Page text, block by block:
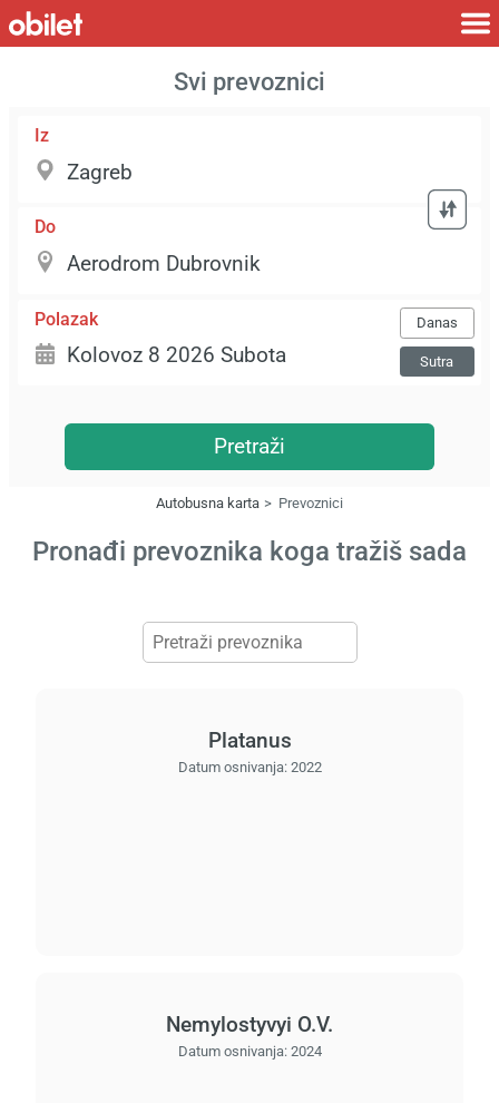
Svi prevoznici
Iz
Do
Polazak Danas
Sutra
Pretraži
Autobusna karta Prevoznici
Pronađi prevoznika koga tražiš sada
Platanus
Datum osnivanja: 2022
Nemylostyvyi O.V.
Datum osnivanja: 2024